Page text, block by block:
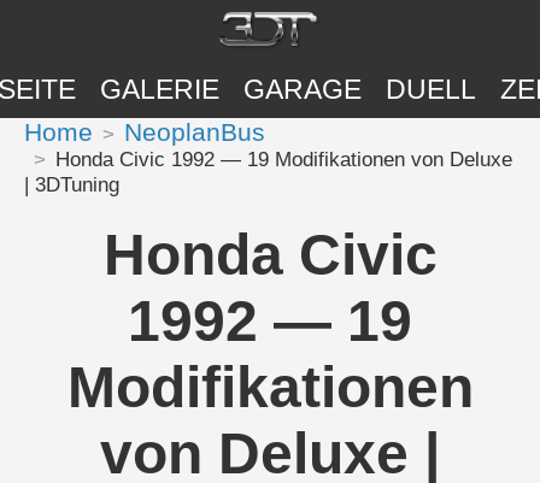
GALERIE GARAGE DUELL
Home NeoplanBus
Honda Civic 1992 — 19 Modifikationen von Deluxe
| 3DTuning
Honda Civic
1992 — 19
Modifikationen
von Deluxe |